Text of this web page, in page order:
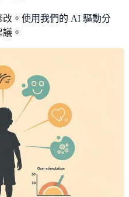
。 使用我們的 AI 驅動分
。